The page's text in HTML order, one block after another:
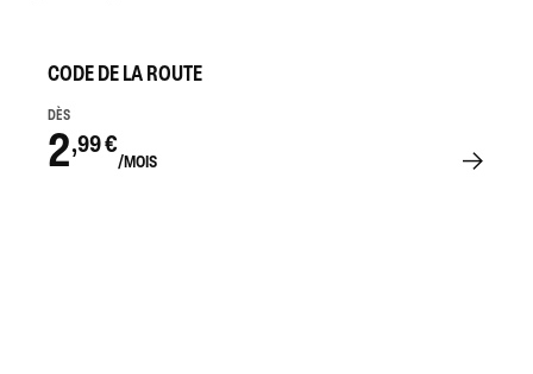
CODE DE LA ROUTE
DÈS
2,99 €
/MOIS